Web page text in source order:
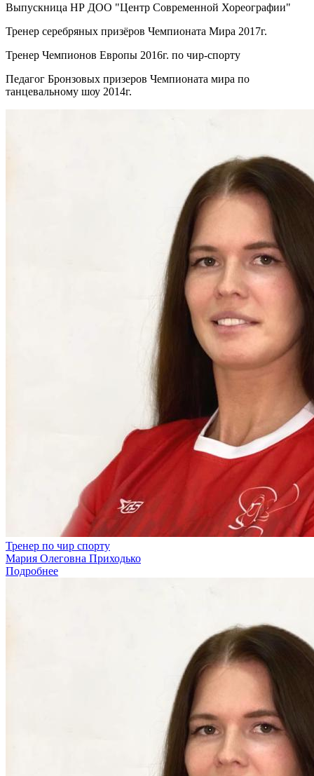
Выпускница НР ДОО "Центр Современной Хореографии"
Тренер серебряных призёров Чемпионата Мира 2017г.
Тренер Чемпионов Европы 2016г. по чир-спорту
Педагог Бронзовых призеров Чемпионата мира по
танцевальному шоу 2014г.
Тренер по чир спорту
Мария Олеговна Приходько
Подробнее